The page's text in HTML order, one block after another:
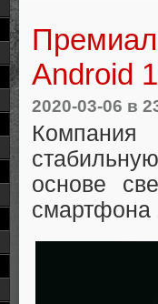
Android
2020-03-06 в
Компания
основе
смартфона